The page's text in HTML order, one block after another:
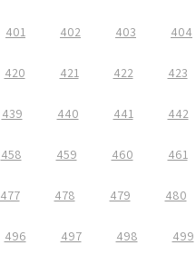
401 402 403 404
420 421 422 423
439 440 441 442
458 459 460 461
477 478 479 480
496 497 498 499